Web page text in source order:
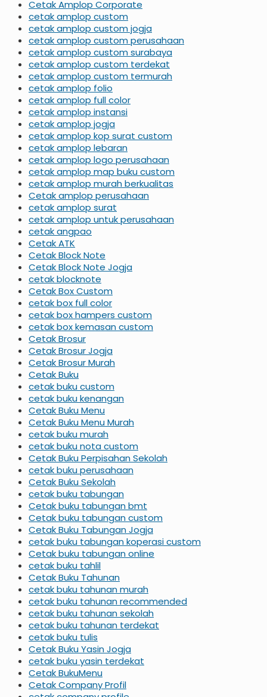
Cetak Amplop Corporate
cetak amplop custom
cetak amplop custom jogja
cetak amplop custom perusahaan
cetak amplop custom surabaya
cetak amplop custom terdekat
cetak amplop custom termurah
cetak amplop folio
cetak amplop full color
cetak amplop instansi
cetak amplop jogja
cetak amplop kop surat custom
cetak amplop lebaran
cetak amplop logo perusahaan
cetak amplop map buku custom
cetak amplop murah berkualitas
Cetak amplop perusahaan
cetak amplop surat
cetak amplop untuk perusahaan
cetak angpao
Cetak ATK
Cetak Block Note
Cetak Block Note Jogja
cetak blocknote
Cetak Box Custom
cetak box full color
cetak box hampers custom
cetak box kemasan custom
Cetak Brosur
Cetak Brosur Jogja
Cetak Brosur Murah
Cetak Buku
cetak buku custom
cetak buku kenangan
Cetak Buku Menu
Cetak Buku Menu Murah
cetak buku murah
cetak buku nota custom
Cetak Buku Perpisahan Sekolah
cetak buku perusahaan
Cetak Buku Sekolah
cetak buku tabungan
Cetak buku tabungan bmt
Cetak buku tabungan custom
Cetak Buku Tabungan Jogja
cetak buku tabungan koperasi custom
Cetak buku tabungan online
cetak buku tahlil
Cetak Buku Tahunan
cetak buku tahunan murah
cetak buku tahunan recommended
cetak buku tahunan sekolah
cetak buku tahunan terdekat
cetak buku tulis
Cetak Buku Yasin Jogja
cetak buku yasin terdekat
Cetak BukuMenu
Cetak Company Profil